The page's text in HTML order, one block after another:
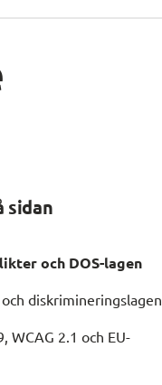
sidan
och DOS-lagen
och diskrimineringslagen
WCAG 2.1 och EU-